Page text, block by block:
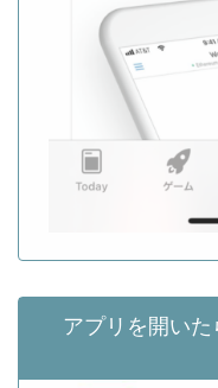
アプリを開いた